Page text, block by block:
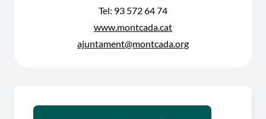
Tel: 93 572 64 74
www.montcada.cat
ajuntament@montcada.org